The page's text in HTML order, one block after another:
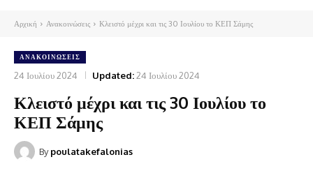
Αρχική Ανακοινώσεις Κλειστό μέχρι και τις 30 Ιουλίου το ΚΕΠ Σάμης
ΑΝΑΚΟΙΝΏΣΕΙΣ
24 Ιουλίου 2024 Updated:24 Ιουλίου 2024
Κλειστό μέχρι και τις 30 Ιουλίου το
ΚΕΠ Σάμης
By poulatakefalonias